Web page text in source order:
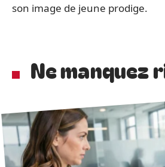
son image de jeune prodige.
Ne manquez